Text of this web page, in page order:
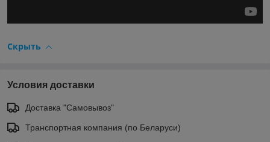
Скрыть
Условия доставки
Доставка "Самовывоз"
Транспортная компания (по Беларуси)